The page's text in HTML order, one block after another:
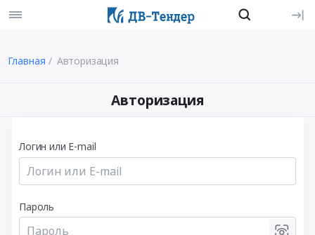
Главная Авторизация
Авторизация
Логин или E-mail
Пароль